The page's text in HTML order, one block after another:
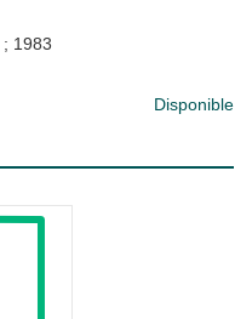
; 1983
Disponible